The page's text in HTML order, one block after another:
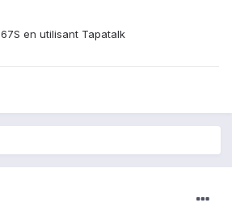
en utilisant Tapatalk